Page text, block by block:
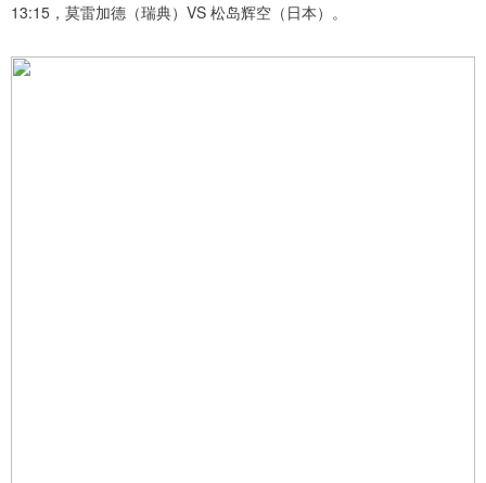
13:15，莫雷加德（瑞典）VS 松岛辉空（日本）。